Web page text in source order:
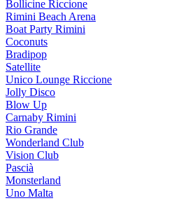
Bollicine Riccione
Rimini Beach Arena
Boat Party Rimini
Coconuts
Bradipop
Satellite
Unico Lounge Riccione
Jolly Disco
Blow Up
Carnaby Rimini
Rio Grande
Wonderland Club
Vision Club
Pascià
Monsterland
Uno Malta